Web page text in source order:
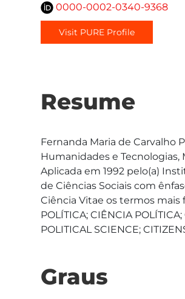
0000-0002-0340-9368
Visit PURE Profile
Resume
Fernanda Maria de Carvalho
Humanidades e Tecnologias,
Aplicada em 1992 pelo(a)
de Ciências Sociais com
Ciência Vitae os termos
POLÍTICA; CIÊNCIA
POLITICAL SCIENCE;
Graus